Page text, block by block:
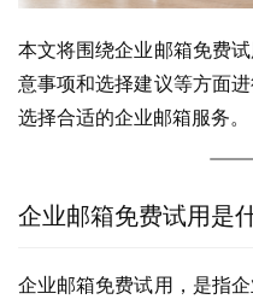
本文将围绕企业邮箱免费
意事项和选择建议等方面
选择合适的企业邮箱服务。
企业邮箱免费试用是
企业邮箱免费试用，是指